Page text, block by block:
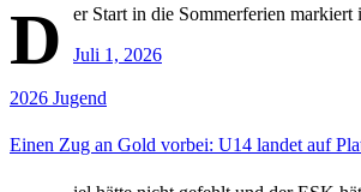
D
er Start in die Sommerferien
Juli 1, 2026
2026 Jugend
Einen Zug an Gold vorbei: U14 landet auf